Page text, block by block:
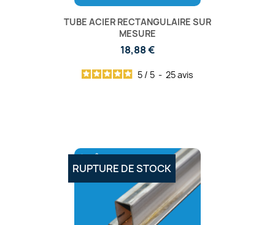
TUBE ACIER RECTANGULAIRE SUR
MESURE
18,88 €
5 / 5 - 25avis
RUPTURE DE STOCK